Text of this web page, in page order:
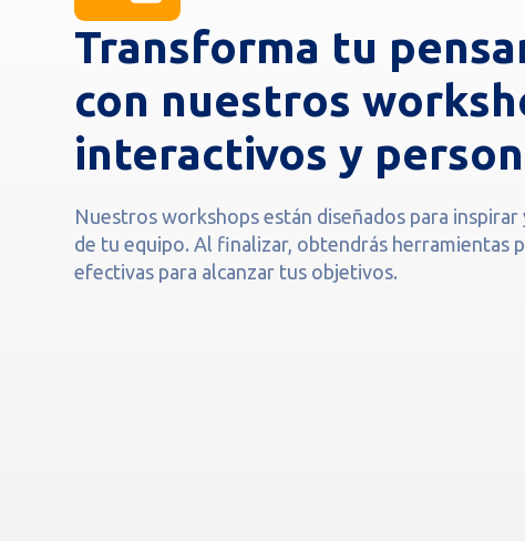
Transforma tu
con nuestros
interactivos y
Nuestros workshops están diseñados para
de tu equipo. Al finalizar, obtendrás herramientas
efectivas para alcanzar tus objetivos.